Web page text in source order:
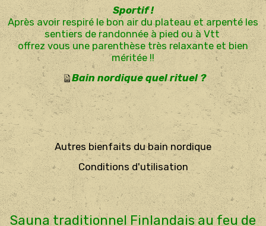
Sportif !
Après avoir respiré le bon air du plateau et arpenté les
sentiers de randonnée à pied ou à Vtt
offrez vous une parenthèse très relaxante et bien
méritée !!
Bain nordique quel rituel?
Autres bienfaits du bain nordique
Conditions d'utilisation
Sauna traditionnel Finlandais au feu de